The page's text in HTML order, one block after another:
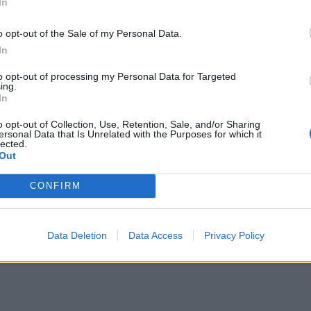
opt-out of the Sale of my Personal Data.
opt-out of processing my Personal Data for Targeted
opt-out of Collection, Use, Retention, Sale, and/or Sharing
Data that Is Unrelated with the Purposes for which it
CONFIRM
Data Deletion Data Access Privacy Policy
της Ιεράπετρας
Caravel: Η νέα πολυτέλεια βρίσκεται στις εμπειρίες που
ΚΡΗΤΗ 09:03
Caravel: Η νέα πολυτέλεια
αξίζουν
Δακοκτονίας
λειτουργίας του Γραφείου Δακοκτονίας
Ηράκλειο: Στο ΦΕΚ η απόφαση για τη νέα δομή
Νέα δομή φιλοξενίας μεταναστών:
Νέα δομή φιλοξενίας
μεταναστών: Τι προβλέπει η